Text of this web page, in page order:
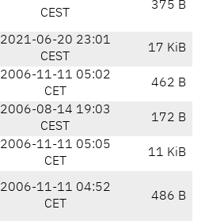
CEST
375 B
2021-06-20 23:01
CEST
17 KiB
2006-11-11 05:02
CET
462 B
2006-08-14 19:03
CEST
172 B
2006-11-11 05:05
CET
11 KiB
2006-11-11 04:52
CET
486 B